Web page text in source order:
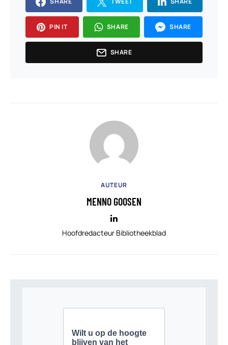
PIN IT SHARE SHARE
SHARE
AUTEUR
MENNO GOOSEN
Hoofdredacteur Bibliotheekblad